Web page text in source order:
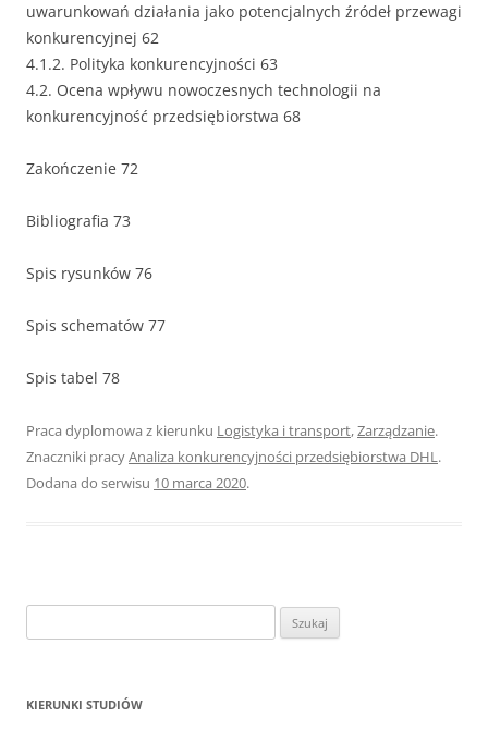
uwarunkowań działania jako potencjalnych źródeł przewagi
konkurencyjnej 62
4.1.2. Polityka konkurencyjności 63
4.2. Ocena wpływu nowoczesnych technologii na
konkurencyjność przedsiębiorstwa 68
Zakończenie 72
Bibliografia 73
Spis rysunków 76
Spis schematów 77
Spis tabel 78
Praca dyplomowa z kierunku Logistyka i transport,Zarządzanie.
Znaczniki pracyAnaliza konkurencyjności przedsiębiorstwa DHL.
Dodana do serwisu 10 marca 2020.
z
KIERUNKI STUDIÓW